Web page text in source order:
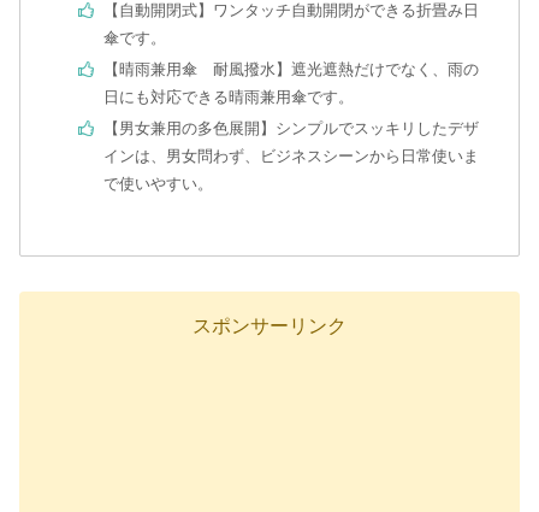
【自動開閉式】ワンタッチ自動開閉ができる折畳み日
傘です。
【晴雨兼用傘 耐風撥水】遮光遮熱だけでなく、雨の
日にも対応できる晴雨兼用傘です。
【男女兼用の多色展開】シンプルでスッキリしたデザ
インは、男女問わず、ビジネスシーンから日常使いま
で使いやすい。
スポンサーリンク